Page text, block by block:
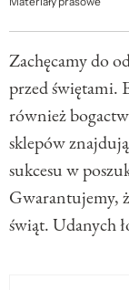
Zachęcamy do
przed świętami.
również
sklepów
sukcesu w
Gwarantujemy,
świąt. Udanych